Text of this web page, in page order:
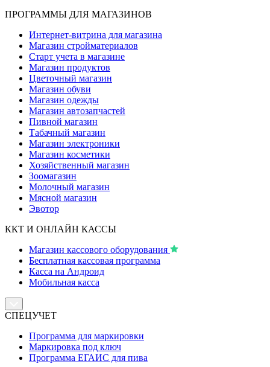
ПРОГРАММЫ ДЛЯ МАГАЗИНОВ
Интернет-витрина для магазина
Магазин стройматериалов
Старт учета в магазине
Магазин продуктов
Цветочный магазин
Магазин обуви
Магазин одежды
Магазин автозапчастей
Пивной магазин
Табачный магазин
Магазин электроники
Магазин косметики
Хозяйственный магазин
Зоомагазин
Молочный магазин
Мясной магазин
Эвотор
ККТ И ОНЛАЙН КАССЫ
Магазин кассового оборудования
Бесплатная кассовая программа
Касса на Андроид
Мобильная касса
СПЕЦУЧЕТ
Программа для маркировки
Маркировка под ключ
Программа ЕГАИС для пива